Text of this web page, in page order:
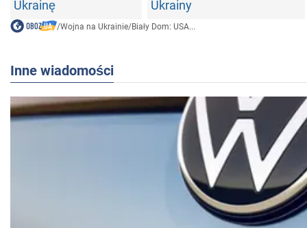
Ukrainę
Ukrainy
/Wojna na Ukrainie/Biały Dom: USA...
Inne wiadomości